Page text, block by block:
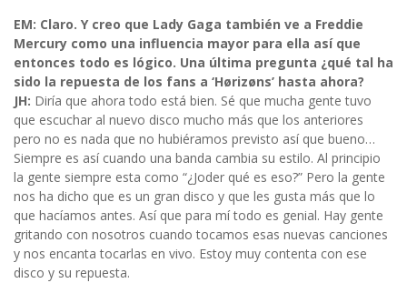
EM: Claro. Y creo que Lady Gaga también ve a Freddie
Mercury como una influencia mayor para ella así que
entonces todo es lógico. Una última pregunta ¿qué tal ha
sido la repuesta de los fans a ‘Hørizøns’ hasta ahora?
JH: Diría que ahora todo está bien. Sé que mucha gente tuvo
que escuchar al nuevo disco mucho más que los anteriores
pero no es nada que no hubiéramos previsto así que bueno…
Siempre es así cuando una banda cambia su estilo. Al principio
la gente siempre esta como “¿Joder qué es eso?” Pero la gente
nos ha dicho que es un gran disco y que les gusta más que lo
que hacíamos antes. Así que para mí todo es genial. Hay gente
gritando con nosotros cuando tocamos esas nuevas canciones
y nos encanta tocarlas en vivo. Estoy muy contenta con ese
disco y su repuesta.